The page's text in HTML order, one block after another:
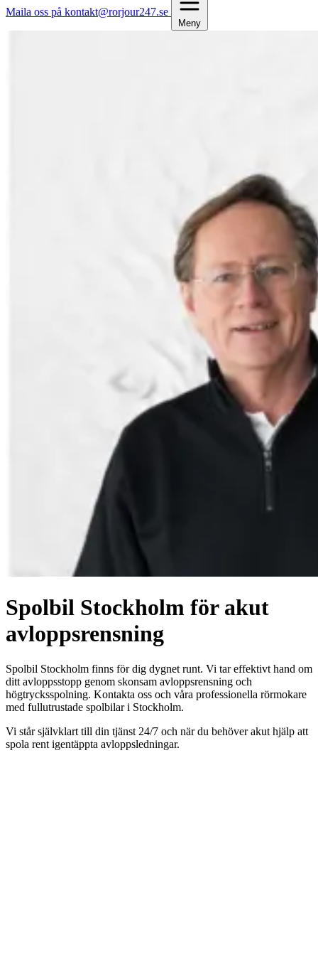
Maila oss på kontakt@rorjour247.se
Meny
Spolbil Stockholm för akut
avloppsrensning
Spolbil Stockholm finns för dig dygnet runt. Vi tar effektivt hand om
ditt avloppsstopp genom skonsam avloppsrensning och
högtrycksspolning. Kontakta oss och våra professionella rörmokare
med fullutrustade spolbilar i Stockholm.
Vi står självklart till din tjänst 24/7 och när du behöver akut hjälp att
spola rent igentäppta avloppsledningar.